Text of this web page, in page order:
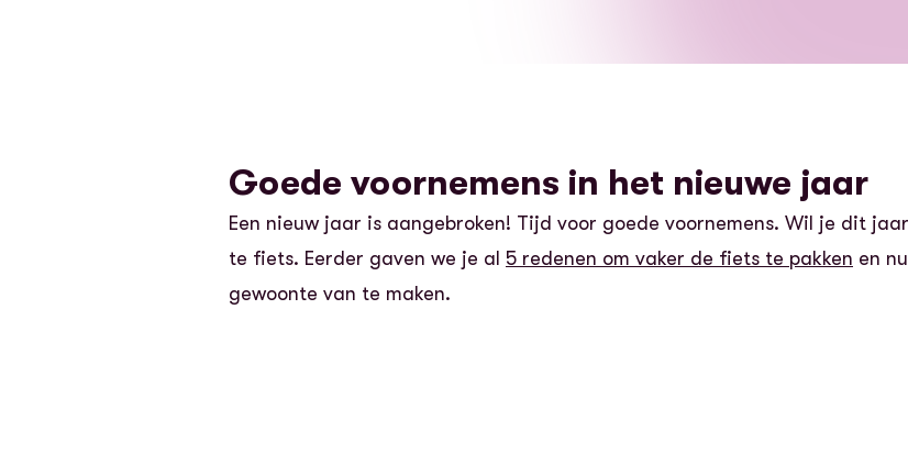
Goede voornemens in het nieuwe jaar
Een nieuw jaar is aangebroken! Tijd voor goede voornemens. Wil je dit
te fiets. Eerder gaven we je al 5 redenen om vaker de fiets te pakken en
gewoonte van te maken.